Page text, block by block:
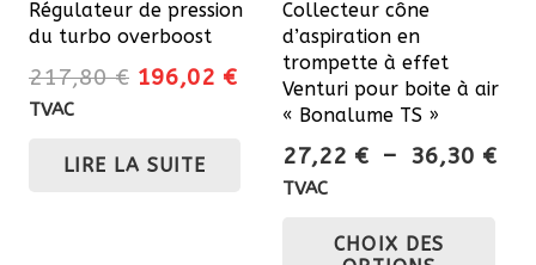
Régulateur de pression
du turbo overboost
217,80€ Le
était :
196,02 €Le
196,02 €.
TVAC
LIRE LA SUITE
Collecteur cône
d’aspiration en
trompette à effet
Venturi pour boite à air
« Bonalume TS »
27,22 € – 36,30 €
TVAC
CHOIX DES